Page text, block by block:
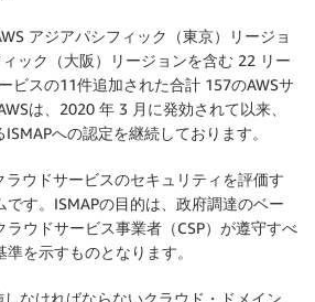
アジアパシフィック（東京）リージョ
ック（大阪）リージョンを含む 22 リー
ビスの11件追加された合計 157のAWSサ
は、2020 年 3 月に発効されて以来、
への認定を継続しております。
ラウドサービスのセキュリティを評価す
です。ISMAPの目的は、政府調達のベー
ラウドサービス事業者（CSP）が遵守すべ
を示すものとなります。
なければならないクラウド・ドメイン、